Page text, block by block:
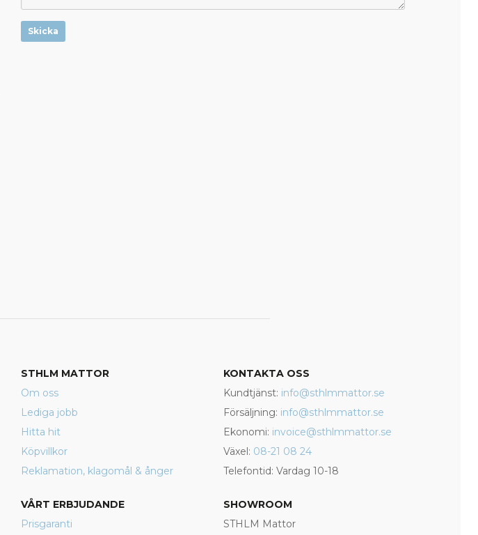
Skicka
STHLM MATTOR
Om oss
Lediga jobb
Hitta hit
Köpvillkor
Reklamation, klagomål & ånger
VÅRT ERBJUDANDE
Prisgaranti
KONTAKTA OSS
Kundtjänst: info@sthlmmattor.se
Försäljning: info@sthlmmattor.se
Ekonomi: invoice@sthlmmattor.se
Växel: 08-21 08 24
Telefontid: Vardag 10-18
SHOWROOM
STHLM Mattor